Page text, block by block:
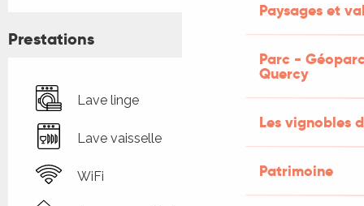
Paysages et
Parc -
Quercy
Les vignobles
Patrimoine
Prestations
Lave linge
Lave vaisselle
WiFi